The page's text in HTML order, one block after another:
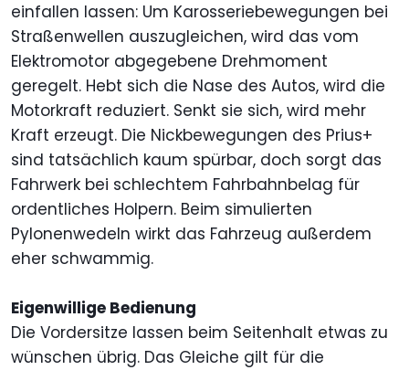
einfallen lassen: Um Karosseriebewegungen bei
Straßenwellen auszugleichen, wird das vom
Elektromotor abgegebene Drehmoment
geregelt. Hebt sich die Nase des Autos, wird die
Motorkraft reduziert. Senkt sie sich, wird mehr
Kraft erzeugt. Die Nickbewegungen des Prius+
sind tatsächlich kaum spürbar, doch sorgt das
Fahrwerk bei schlechtem Fahrbahnbelag für
ordentliches Holpern. Beim simulierten
Pylonenwedeln wirkt das Fahrzeug außerdem
eher schwammig.
Eigenwillige Bedienung
Die Vordersitze lassen beim Seitenhalt etwas zu
wünschen übrig. Das Gleiche gilt für die